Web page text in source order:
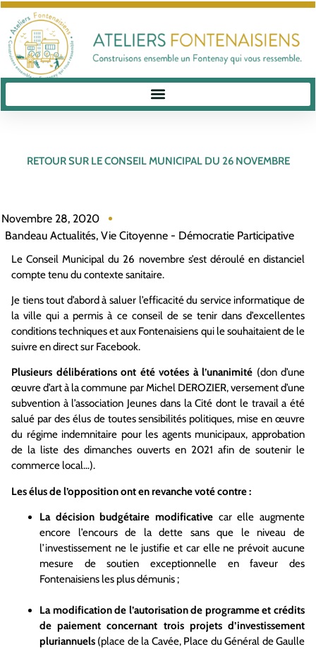
RETOUR SUR LE CONSEIL MUNICIPAL DU 26 NOVEMBRE
Novembre 28, 2020
Bandeau Actualités, Vie Citoyenne - Démocratie Participative
Le Conseil Municipal du 26 novembre s’est déroulé en distanciel
compte tenu du contexte sanitaire.
Je tiens tout d’abord à saluer l’efficacité du service informatique de
la ville qui a permis à ce conseil de se tenir dans d’excellentes
conditions techniques et aux Fontenaisiens qui le souhaitaient de le
suivre en direct sur Facebook.
Plusieurs délibérations ont été votées à l’unanimité (don d’une
œuvre d’art à la commune par Michel DEROZIER, versement d’une
subvention à l’association Jeunes dans la Cité dont le travail a été
salué par des élus de toutes sensibilités politiques, mise en œuvre
du régime indemnitaire pour les agents municipaux, approbation
de la liste des dimanches ouverts en 2021 afin de soutenir le
commerce local…).
Les élus de l’opposition ont en revanche voté contre :
La décision budgétaire modificative car elle augmente
encore l’encours de la dette sans que le niveau de
l’investissement ne le justifie et car elle ne prévoit aucune
mesure de soutien exceptionnelle en faveur des
Fontenaisiens les plus démunis ;
La modification de l’autorisation de programme et crédits
de paiement concernant trois projets d’investissement
pluriannuels (place de la Cavée, Place du Général de Gaulle